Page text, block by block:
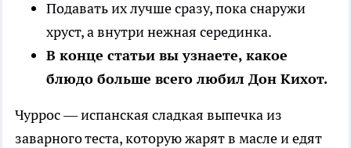
Подавать их лучше сразу, пока снаружи
хруст, а внутри нежная серединка.
В конце статьи вы узнаете, какое
блюдо больше всего любил Дон Кихот.
Чуррос — испанская сладкая выпечка из
заварного теста, которую жарят в масле и едят